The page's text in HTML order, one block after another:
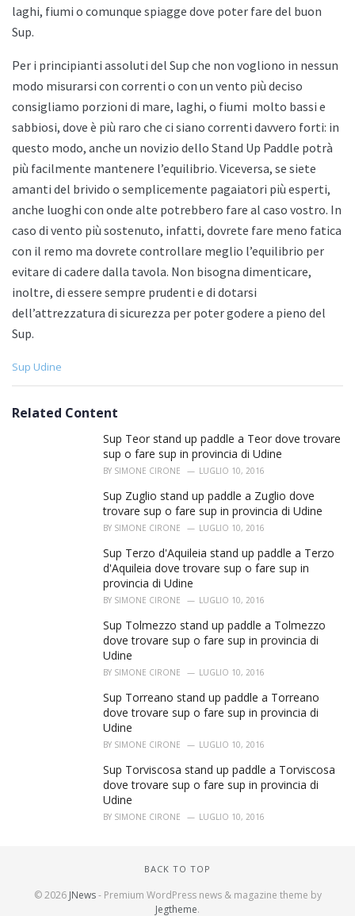
laghi, fiumi o comunque spiagge dove poter fare del buon
Sup.
Per i principianti assoluti del Sup che non vogliono in nessun
modo misurarsi con correnti o con un vento più deciso
consigliamo porzioni di mare, laghi, o fiumi molto bassi e
sabbiosi, dove è più raro che ci siano correnti davvero forti: in
questo modo, anche un novizio dello Stand Up Paddle potrà
più facilmente mantenere l’equilibrio. Viceversa, se siete
amanti del brivido o semplicemente pagaiatori più esperti,
anche luoghi con onde alte potrebbero fare al caso vostro. In
caso di vento più sostenuto, infatti, dovrete fare meno fatica
con il remo ma dovrete controllare meglio l’equilibrio per
evitare di cadere dalla tavola. Non bisogna dimenticare,
inoltre, di essere sempre prudenti e di dotarsi
dell’attrezzatura di sicurezza per poter godere a pieno del
Sup.
C
e
Sup Udine
Related Content
Sup Teor stand up paddle a Teor dove trovare
sup o fare sup in provincia di Udine
BY SIMONE CIRONE LUGLIO 10, 2016
Sup Zuglio stand up paddle a Zuglio dove
trovare sup o fare sup in provincia di Udine
BY SIMONE CIRONE LUGLIO 10, 2016
Sup Terzo d'Aquileia stand up paddle a Terzo
d'Aquileia dove trovare sup o fare sup in
provincia di Udine
BY SIMONE CIRONE LUGLIO 10, 2016
Sup Tolmezzo stand up paddle a Tolmezzo
dove trovare sup o fare sup in provincia di
Udine
BY SIMONE CIRONE LUGLIO 10, 2016
Sup Torreano stand up paddle a Torreano
dove trovare sup o fare sup in provincia di
Udine
BY SIMONE CIRONE LUGLIO 10, 2016
Sup Torviscosa stand up paddle a Torviscosa
dove trovare sup o fare sup in provincia di
Udine
BY SIMONE CIRONE LUGLIO 10, 2016
BACK TO TOP
© 2026 JNews- Premium WordPress news & magazine theme by
Jegtheme.